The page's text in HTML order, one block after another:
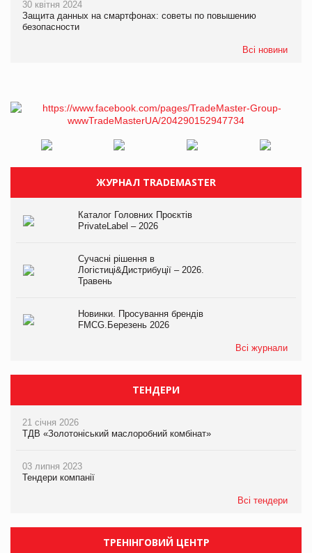
30 квітня 2024
Защита данных на смартфонах: советы по повышению
безопасности
Всі новини
ЖУРНАЛ TRADEMASTER
Каталог Головних Проєктів
PrivateLabel – 2026
Сучасні рішення в
Логістиці&Дистрибуції – 2026.
Травень
Новинки. Просування брендів
FMCG.Березень 2026
Всі журнали
ТЕНДЕРИ
21 січня 2026
ТДВ «Золотоніський маслоробний комбінат»
03 липня 2023
Тендери компанії
Всі тендери
ТРЕНІНГОВИЙ ЦЕНТР